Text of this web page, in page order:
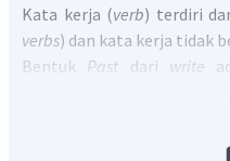
Kata kerja (verb) terdiri
verbs) dan kata kerja tidak
Bentuk Past dari write